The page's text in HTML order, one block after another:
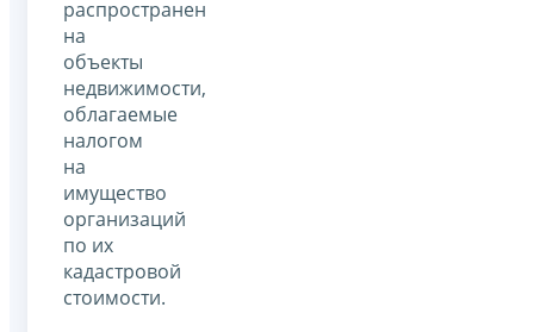
распространен
на
объекты
недвижимости,
облагаемые
налогом
на
имущество
организаций
по их
кадастровой
стоимости.